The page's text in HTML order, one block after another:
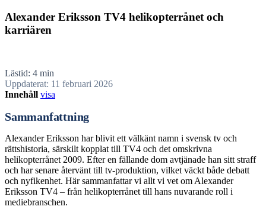
Alexander Eriksson TV4 helikopterrånet och
karriären
Lästid: 4 min
Uppdaterat: 11 februari 2026
Innehåll visa
Sammanfattning
Alexander Eriksson har blivit ett välkänt namn i svensk tv och
rättshistoria, särskilt kopplat till TV4 och det omskrivna
helikopterrånet 2009. Efter en fällande dom avtjänade han sitt straff
och har senare återvänt till tv-produktion, vilket väckt både debatt
och nyfikenhet. Här sammanfattar vi allt vi vet om Alexander
Eriksson TV4 – från helikopterrånet till hans nuvarande roll i
mediebranschen.